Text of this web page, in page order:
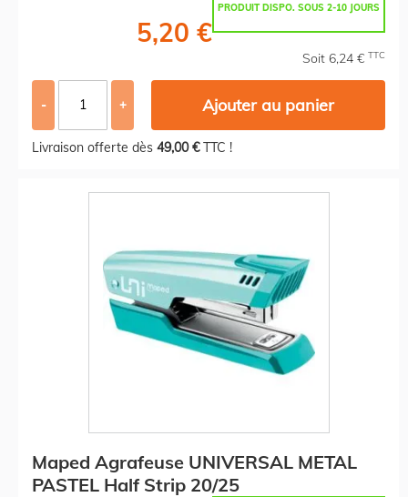
PRODUIT DISPO. SOUS 2-10 JOURS
5,20 €
Soit 6,24 € TTC
- + Ajouter au panier
Livraison offerte dès 49,00 €TTC !
Maped Agrafeuse UNIVERSAL METAL
PASTEL Half Strip 20/25